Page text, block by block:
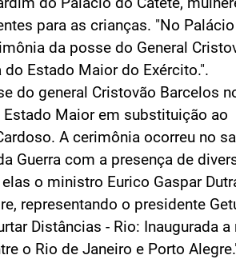
para as crianças. "No
da posse do General
do Estado Maior do Exército.".
do general Cristovão Barcelos
Maior em substituição ao
A cerimônia ocorreu no
Guerra com a presença de
o ministro Eurico Gaspar
representando o presidente
Distâncias - Rio: Inaugurada a
o Rio de Janeiro e Porto